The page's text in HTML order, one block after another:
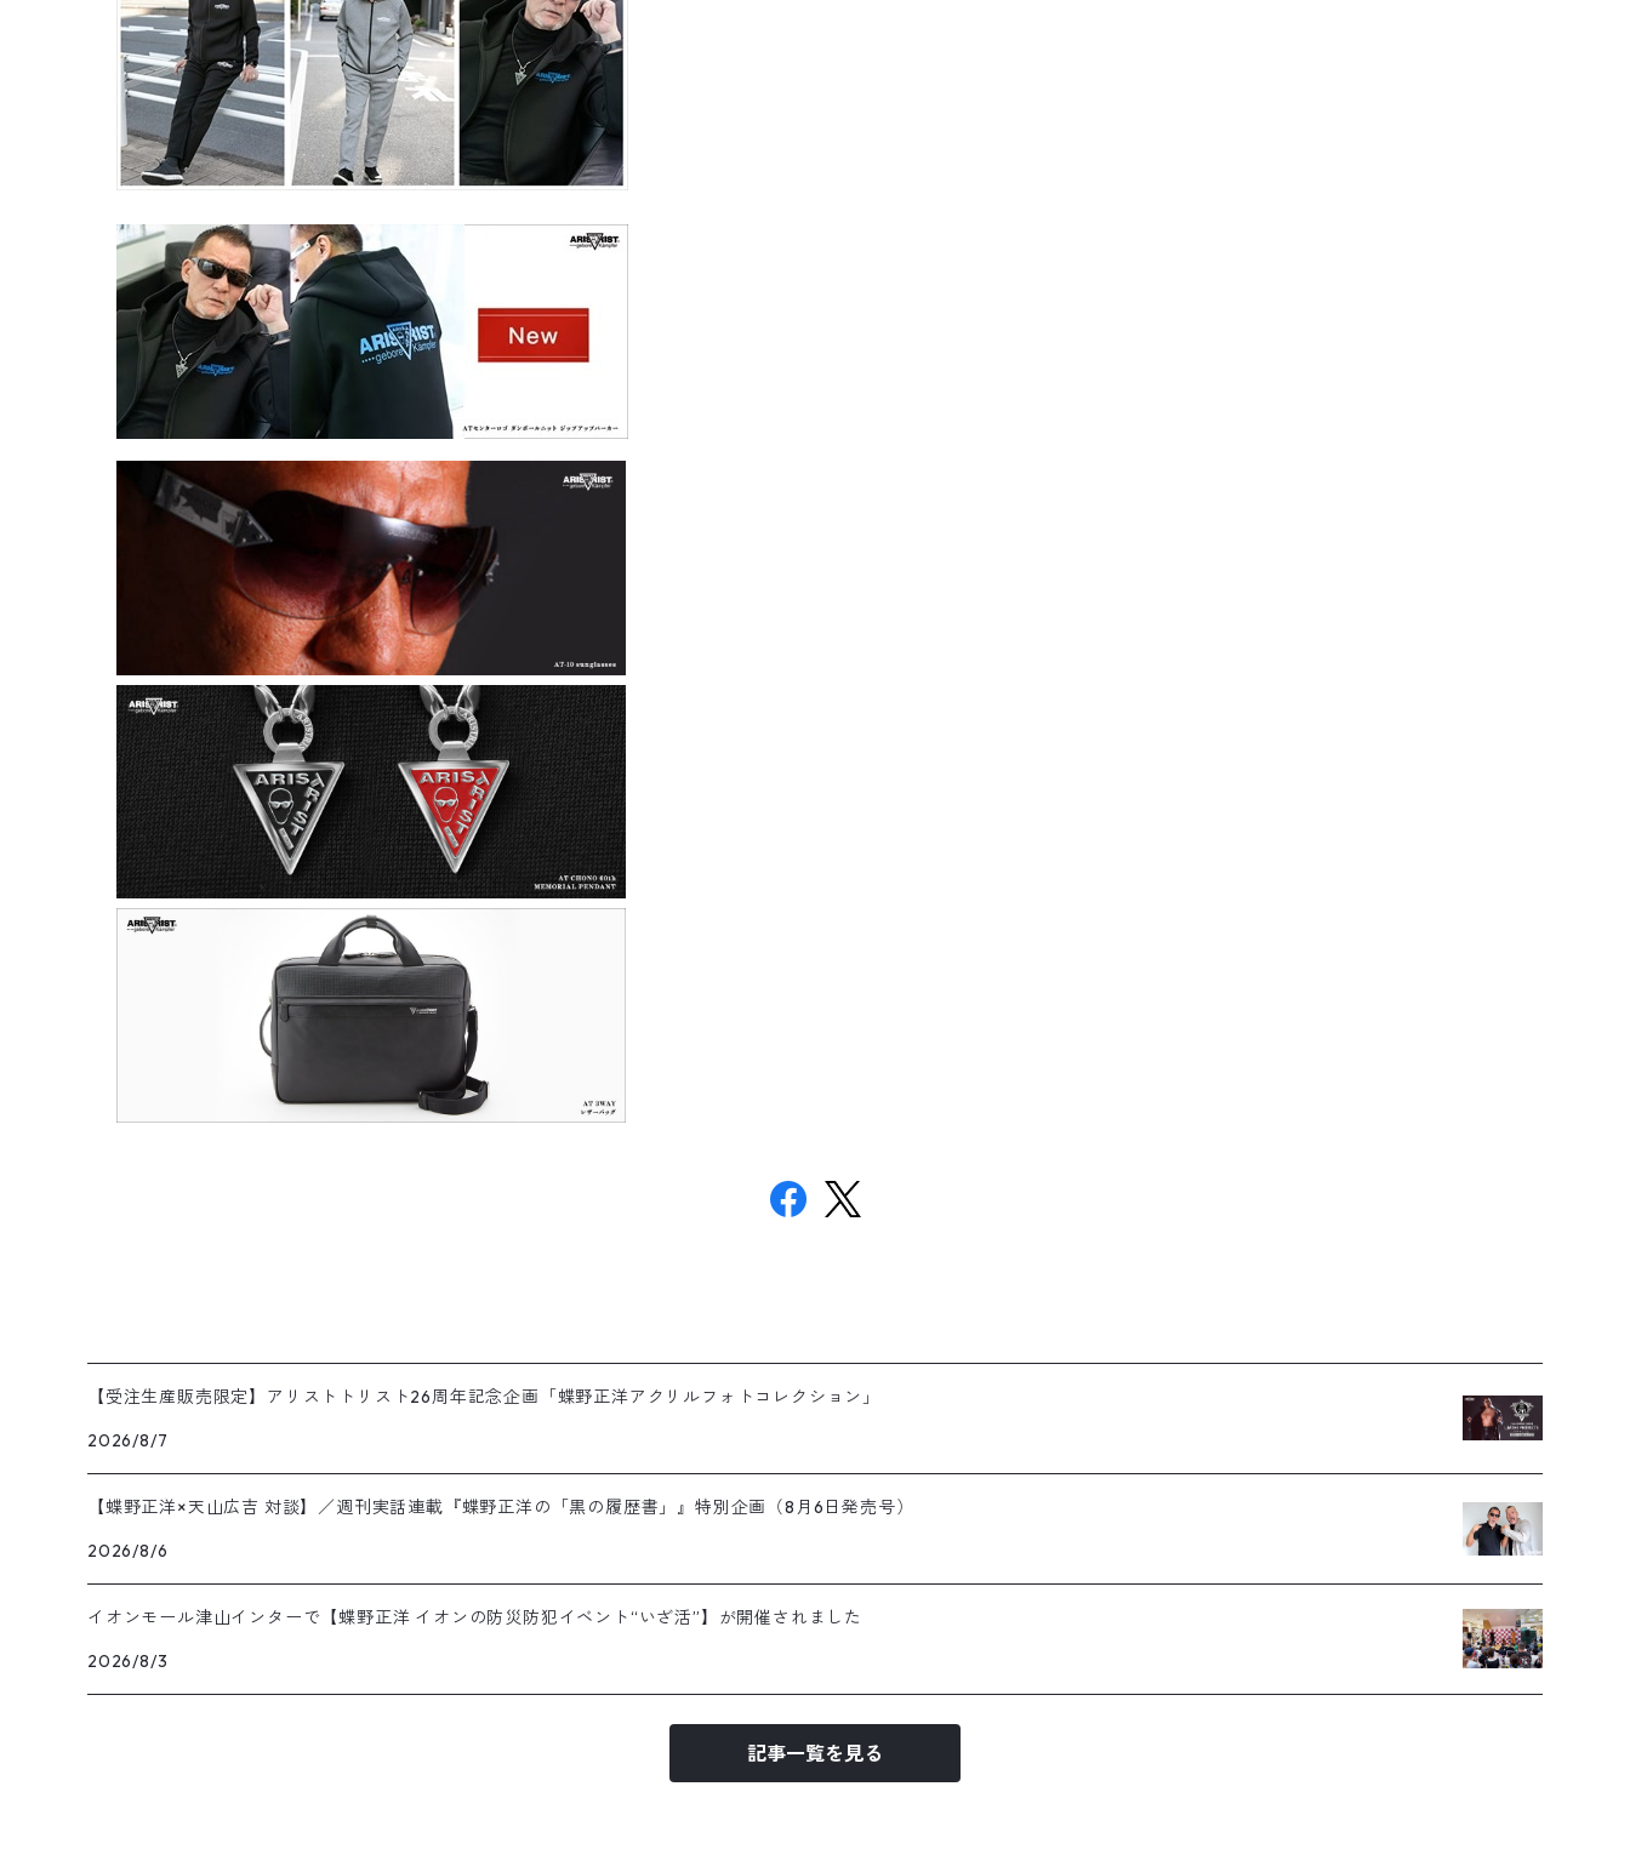
【受注生産販売限定】アリストトリスト26周年記念企画「蝶野正洋アクリルフォトコレクション」
2026/8/7
【蝶野正洋×天山広吉 対談】／週刊実話連載『蝶野正洋の「黒の履歴書」』特別企画（8月6日発売号）
2026/8/6
イオンモール津山インターで【蝶野正洋 イオンの防災防犯イベント“いざ活”】が開催されました
2026/8/3
記事一覧を見る